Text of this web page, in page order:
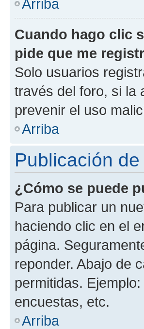
Arriba
Cuando hago clic
pide que me
Solo usuarios
través del foro, si la
prevenir el uso
Arriba
Publicación
¿Cómo se puede
Para publicar un
haciendo clic en el
página.
reponder. Abajo de
permitidas.
encuestas, etc.
Arriba